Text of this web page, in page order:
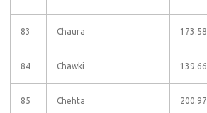
83 Chaura 173.58
84 Chawki 139.66
85 Chehta 200.97